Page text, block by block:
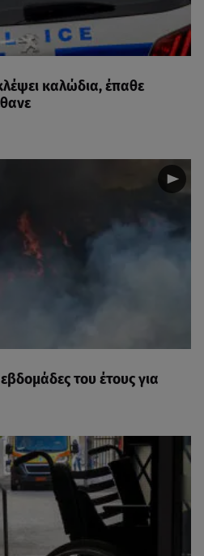
καλώδια, έπαθε
εβδομάδες του έτους για